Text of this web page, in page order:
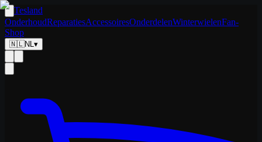
Tesland
OnderhoudReparatiesAccessoiresOnderdelenWinterwielenFan-
Shop
🇳🇱NL▾